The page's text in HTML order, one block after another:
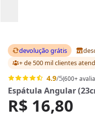
devolução grátis
+ de 500 mil clientes
4.9/5(600+
Espátula Angular
R$ 16,80